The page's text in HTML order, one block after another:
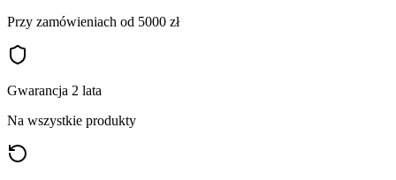
Przy zamówieniach od 5000 zł
Gwarancja 2 lata
Na wszystkie produkty